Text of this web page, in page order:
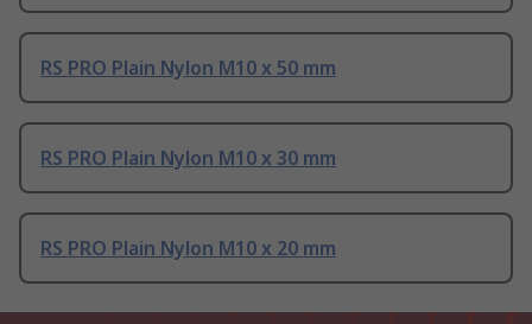
RS PRO Plain Nylon M10 x 50 mm
RS PRO Plain Nylon M10 x 30 mm
RS PRO Plain Nylon M10 x 20 mm